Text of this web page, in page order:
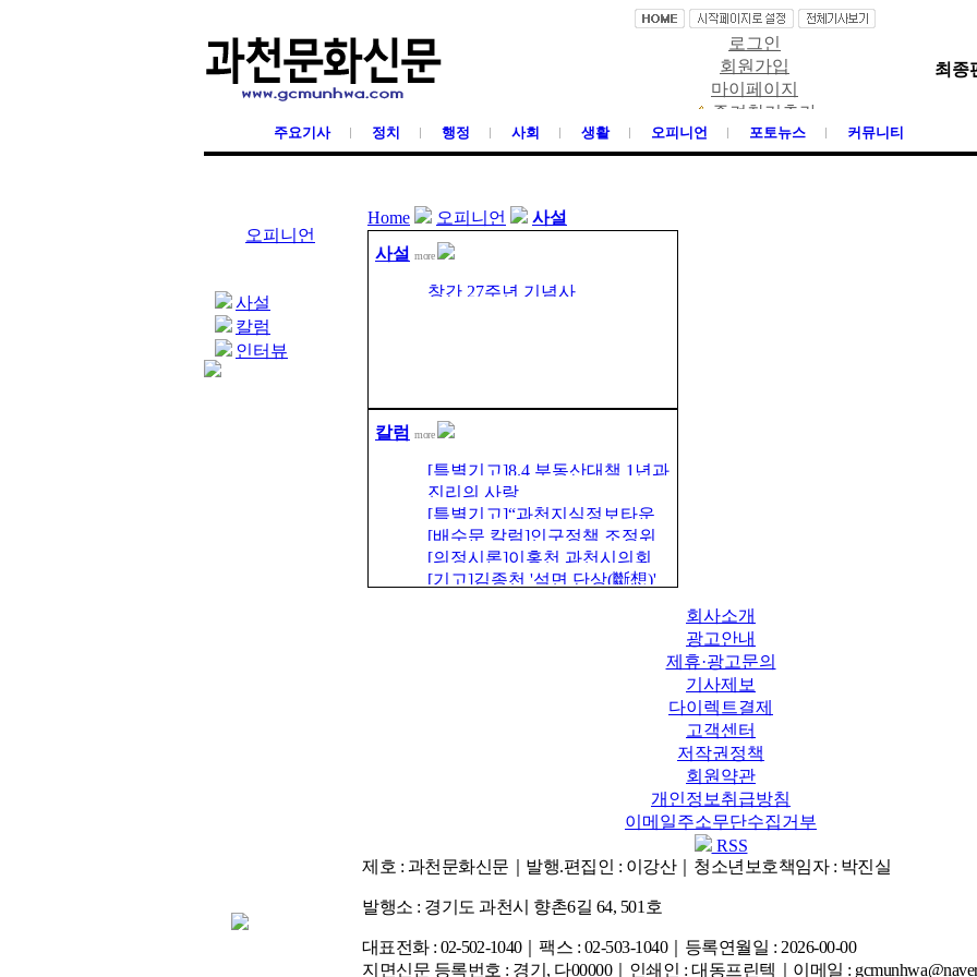
로그인
회원가입
마이페이지
즐겨찾기추가
최종
주요기사 정치 행정 사회 생활 오피니언 포토뉴스 커뮤니티
오피니언
사설
칼럼
인터뷰
Home 오피니언
사설
사설
more
창간 27주년 기념사
칼럼 more
[특별기고]8.4 부동산대책 1년과
과천청사 시…
진리의 사랑
[특별기고]“과천지식정보타운
의 변화를 준비…
[배수문 칼럼]인구정책 조정위
원회
[의정시론]이홍천 과천시의회
의장
[기고]김종천 '석면 단상(斷想)'
회사소개
광고안내
제휴·광고문의
기사제보
다이렉트결제
고객센터
저작권정책
회원약관
개인정보취급방침
이메일주소무단수집거부
RSS
제호 : 과천문화신문｜발행.편집인 : 이강산｜청소년보호책임자 : 박진실
발행소 : 경기도 과천시 향촌6길 64, 501호
대표전화 : 02-502-1040｜팩스 : 02-503-1040｜등록연월일 : 2026-00-00
지면신문 등록번호 : 경기, 다00000｜인쇄인 : 대동프린텍 ｜이메일 :